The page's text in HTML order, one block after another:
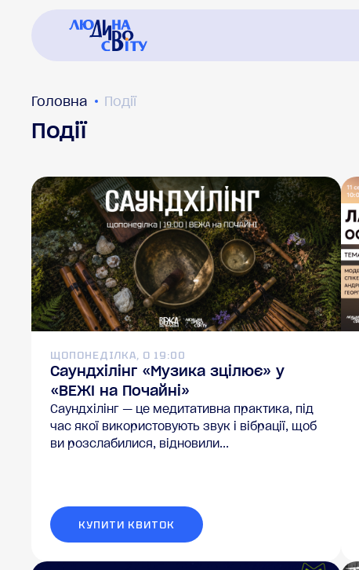
Головна Події
Події
ЩОПОНЕДІЛКА, О 19:00
Саундхілінг «Музика зцілює» у
«ВЕЖІ на Почайні»
Саундхілінг — це медитативна практика, під
час якої використовують звук і вібрації, щоб
ви розслабилися, відновили...
КУПИТИ КВИТОК